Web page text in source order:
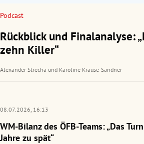
Podcast
Rückblick und Finalanalyse:
zehn Killer“
Alexander Strecha und Karoline Krause-Sandner
08.07.2026, 16:13
WM-Bilanz des ÖFB-Teams: „Das
Jahre zu spät“